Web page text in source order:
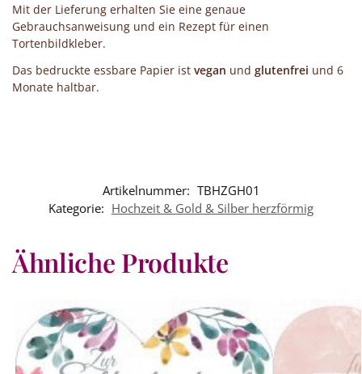
Mit der Lieferung erhalten Sie eine genaue
Gebrauchsanweisung und ein Rezept für einen
Tortenbildkleber.
Das bedruckte essbare Papier ist vegan und glutenfrei und 6
Monate haltbar.
Artikelnummer: TBHZGH01
Kategorie: Hochzeit & Gold & Silber herzförmig
Ähnliche Produkte